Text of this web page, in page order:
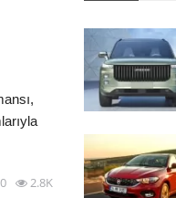
2.8K